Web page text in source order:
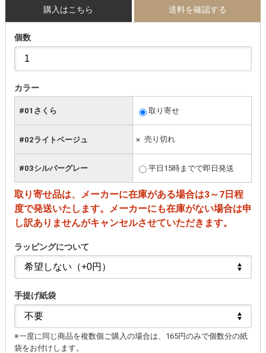
購入はこちら 送料を確認する
個数
カラー
#01さくら 取り寄せ
#02ライトベージュ × 売り切れ
#03シルバーグレー 平日15時までで即日発送
取り寄せ品は、メーカーに在庫がある場合は3～7日程
度で発送いたします。メーカーにも在庫がない場合は申
し訳ありませんがキャンセルさせていただきます。
ラッピングについて
手提げ紙袋
※一度に同じ商品を複数個ご購入の場合は、165円のみで個数分の紙
袋をお付けします。